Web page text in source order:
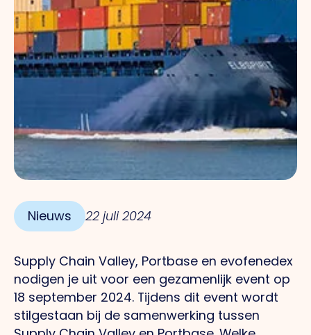
Nieuws 22 juli 2024
Supply Chain Valley, Portbase en evofenedex
nodigen je uit voor een gezamenlijk event op
18 september 2024. Tijdens dit event wordt
stilgestaan bij de samenwerking tussen